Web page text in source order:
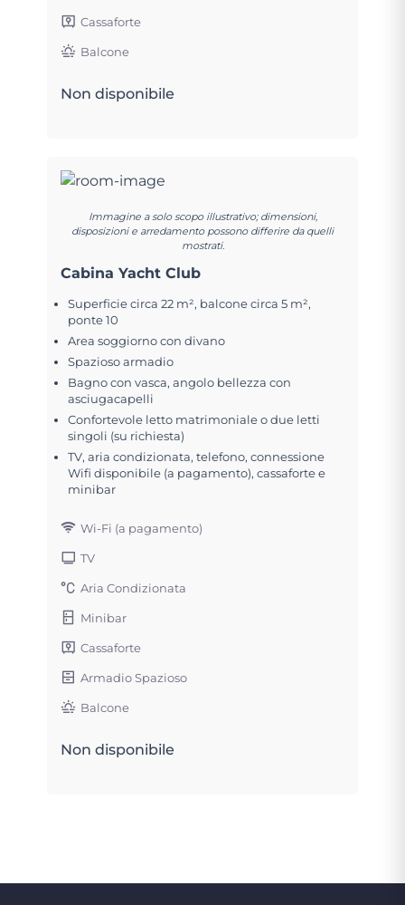
Cassaforte
Balcone
Non disponibile
Immagine a solo scopo illustrativo; dimensioni,
disposizioni e arredamento possono differire da quelli
mostrati.
Cabina Yacht Club
Superficie circa 22 m², balcone circa 5 m²,
ponte 10
Area soggiorno con divano
Spazioso armadio
Bagno con vasca, angolo bellezza con
asciugacapelli
Confortevole letto matrimoniale o due letti
singoli (su richiesta)
TV, aria condizionata, telefono, connessione
Wifi disponibile (a pagamento), cassaforte e
minibar
Wi-Fi (a pagamento)
TV
Aria Condizionata
Minibar
Cassaforte
Armadio Spazioso
Balcone
Non disponibile